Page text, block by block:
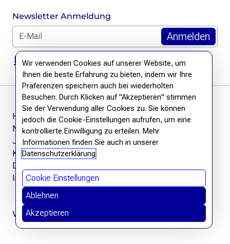
Newsletter Anmeldung
E-Mail für Newsletter *
DSGVO Hinweis
Häufige Fragen
Newsletter
Jobs
Kontakt
Datenschutzerklärung
Impressum
Wir befreien Wissen
Wir verwenden Cookies auf unserer Website, um
Ihnen die beste Erfahrung zu bieten, indem wir Ihre
Präferenzen speichern auch bei wiederholten
Besuchen. Durch Klicken auf "Akzeptieren" stimmen
Sie der Verwendung aller Cookies zu. Sie können
jedoch die Cookie-Einstellungen aufrufen, um eine
kontrollierte Einwilligung zu erteilen. Mehr
Informationen finden Sie auch in unserer
Datenschutzerklärung
Cookie Einstellungen
Ablehnen
Akzeptieren